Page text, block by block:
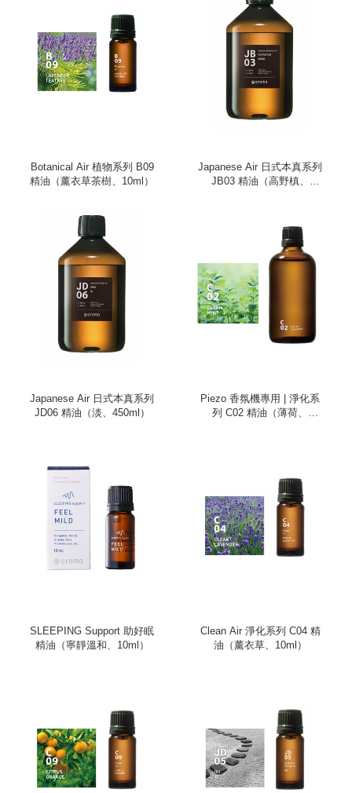
Botanical Air 植物系列 B09
精油（薰衣草茶樹、10ml）
Japanese Air 日式本真系列
JB03 精油（高野槙、
Japanese Air 日式本真系列
JD06 精油（淡、450ml）
Piezo 香氛機專用 | 淨化系
列 C02 精油（薄荷、
SLEEPING Support 助好眠
精油（寧靜溫和、10ml）
Clean Air 淨化系列 C04 精
油（薰衣草、10ml）